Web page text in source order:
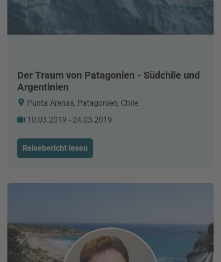
Der Traum von Patagonien - Südchile und
Argentinien
Punta Arenas, Patagonien, Chile
10.03.2019 - 24.03.2019
Reisebericht lesen